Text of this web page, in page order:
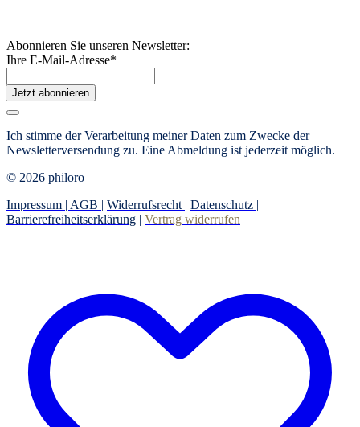
Abonnieren Sie unseren Newsletter:
Ihre E-Mail-Adresse*
Jetzt abonnieren
Ich stimme der Verarbeitung meiner Daten zum Zwecke der
Newsletterversendung zu. Eine Abmeldung ist jederzeit möglich.
© 2026 philoro
Impressum | AGB | Widerrufsrecht | Datenschutz |
Barrierefreiheitserklärung | Vertrag widerrufen